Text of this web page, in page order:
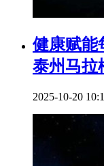
健康赋能
泰州马拉
2025-10-20